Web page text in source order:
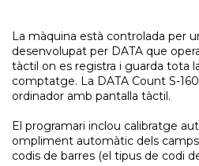
La màquina està controlada per
desenvolupat per DATA que
tàctil on es registra i guarda tota
comptatge. La DATA Count S-
ordinador amb pantalla tàctil.
El programari inclou calibratge
ompliment automàtic dels
codis de barres (el tipus de codi